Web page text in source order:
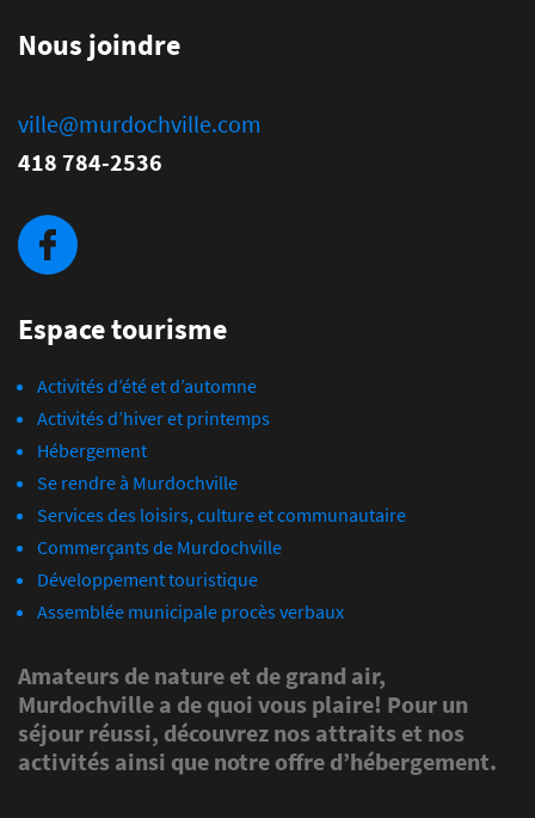
Nous joindre
ville@murdochville.com
418 784-2536
Espace tourisme
Activités d’été et d’automne
Activités d’hiver et printemps
Hébergement
Se rendre à Murdochville
Services des loisirs, culture et communautaire
Commerçants de Murdochville
Développement touristique
Assemblée municipale procès verbaux
Amateurs de nature et de grand air,
Murdochville a de quoi vous plaire! Pour un
séjour réussi, découvrez nos attraits et nos
activités ainsi que notre offre d’hébergement.